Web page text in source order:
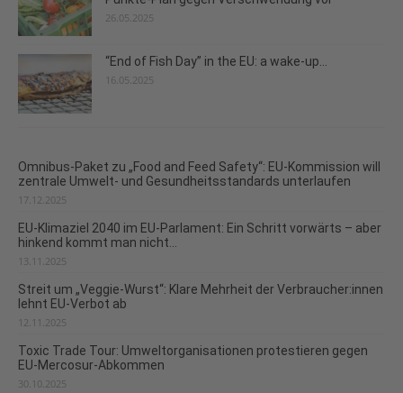
26.05.2025
“End of Fish Day” in the EU: a wake-up...
16.05.2025
Omnibus-Paket zu „Food and Feed Safety“: EU-Kommission will
zentrale Umwelt- und Gesundheitsstandards unterlaufen
17.12.2025
EU-Klimaziel 2040 im EU-Parlament: Ein Schritt vorwärts – aber
hinkend kommt man nicht...
13.11.2025
Streit um „Veggie-Wurst“: Klare Mehrheit der Verbraucher:innen
lehnt EU-Verbot ab
12.11.2025
Toxic Trade Tour: Umweltorganisationen protestieren gegen
EU-Mercosur-Abkommen
30.10.2025